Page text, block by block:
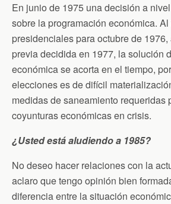
En junio de 1975 una decisión a
sobre la programación económica.
presidenciales para octubre de
previa decidida en 1977, la solución
económica se acorta en el tiempo,
elecciones es de difícil
medidas de saneamiento requeridas
coyunturas económicas en crisis.
¿Usted está aludiendo a 1985?
No deseo hacer relaciones con la
aclaro que tengo opinión bien
diferencia entre la situación